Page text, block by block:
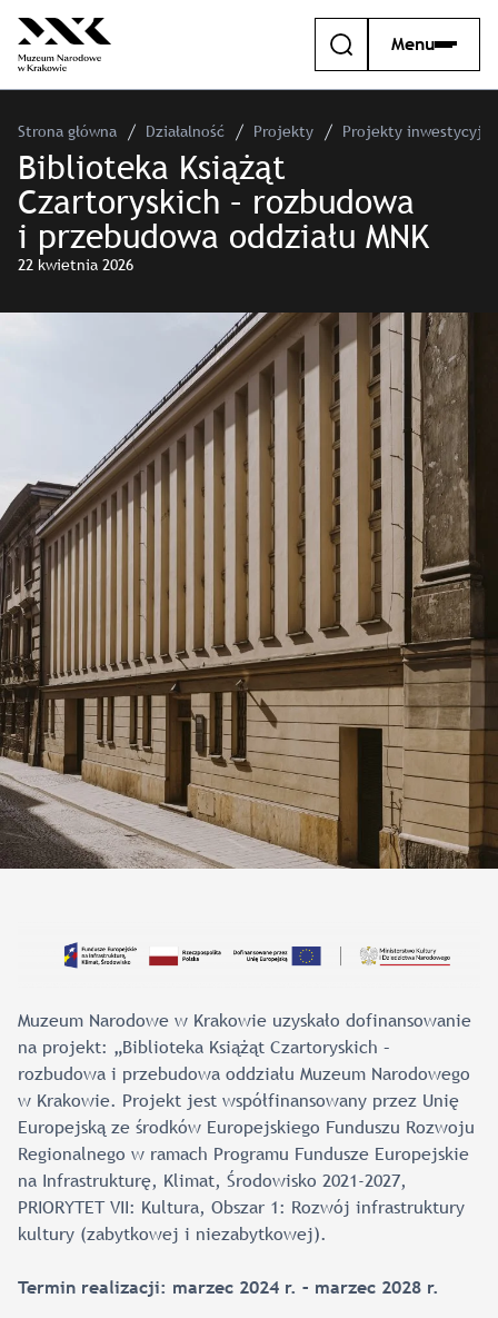
Menu
Strona główna Działalność Projekty Projekty
Biblioteka Książąt
Czartoryskich – rozbudowa
i przebudowa oddziału MNK
22 kwietnia 2026
Muzeum Narodowe w Krakowie uzyskało dofinansowanie
na projekt: „Biblioteka Książąt Czartoryskich –
rozbudowa i przebudowa oddziału Muzeum Narodowego
w Krakowie. Projekt jest współfinansowany przez Unię
Europejską ze środków Europejskiego Funduszu Rozwoju
Regionalnego w ramach Programu Fundusze Europejskie
na Infrastrukturę, Klimat, Środowisko 2021-2027,
PRIORYTET VII: Kultura, Obszar 1: Rozwój infrastruktury
kultury (zabytkowej i niezabytkowej).
Termin realizacji: marzec 2024 r. – marzec 2028 r.